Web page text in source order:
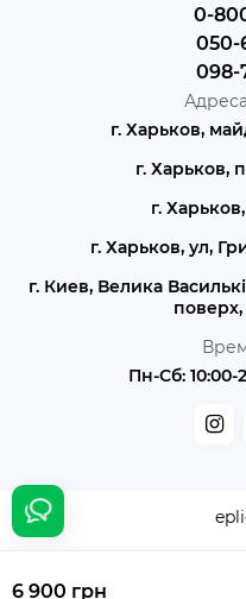
6 900 грн
0-
050-
098-
г. Харьков,
г. Харьков,
г.
г. Харьков, ул,
г. Киев, Велика
поверх,
Пн-Сб: 10:00-